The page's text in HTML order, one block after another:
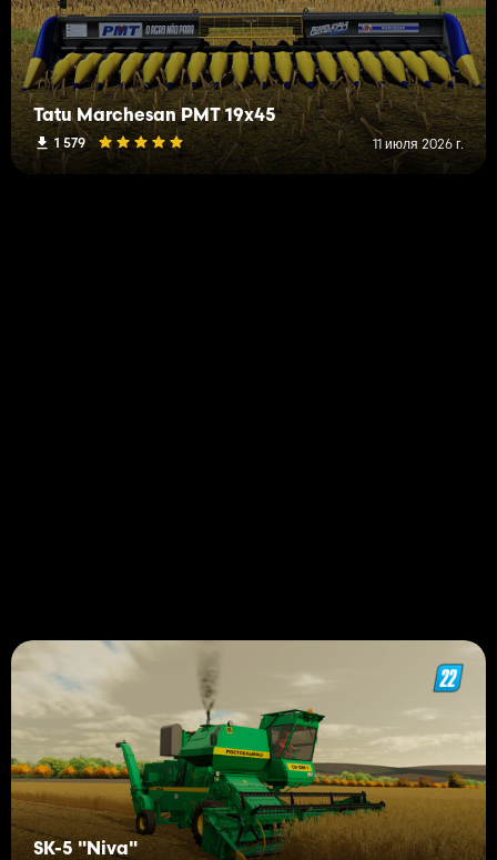
Tatu Marchesan PMT 19x45
1 579 11 июля 2026 г.
SK-5 "Niva"